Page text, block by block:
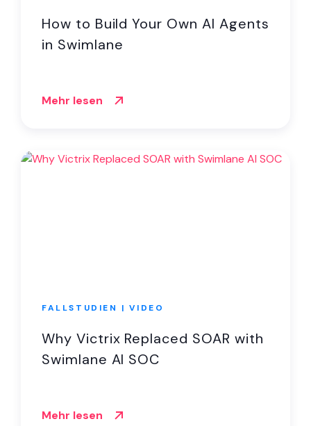
How to Build Your Own AI Agents
in Swimlane
Mehr lesen
FALLSTUDIEN | VIDEO
Why Victrix Replaced SOAR with
Swimlane AI SOC
Mehr lesen